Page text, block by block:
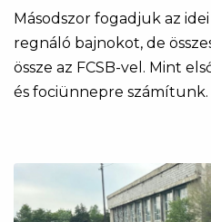
Másodszor fogadjuk az
regnáló bajnokot, de
össze az FCSB-vel. Mint
és fociünnepre számítunk.